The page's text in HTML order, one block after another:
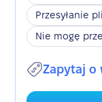
Przesyłanie
Nie mogę
Zapytaj o